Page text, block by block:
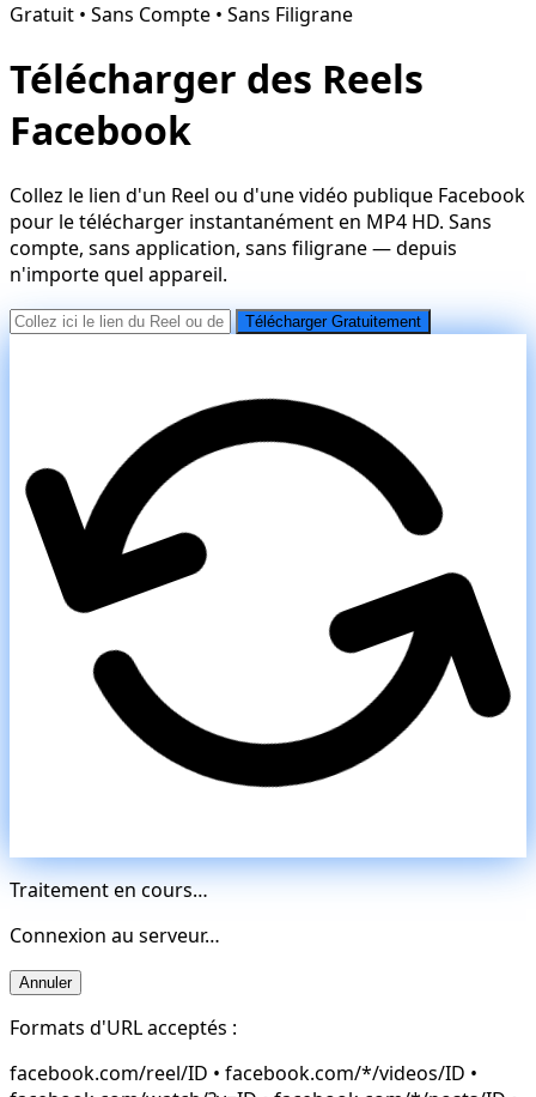
Gratuit • Sans Compte • Sans Filigrane
Télécharger des Reels
Facebook
Collez le lien d'un Reel ou d'une vidéo publique Facebook
pour le télécharger instantanément en MP4 HD. Sans
compte, sans application, sans filigrane — depuis
n'importe quel appareil.
Télécharger Gratuitement
Traitement en cours…
Connexion au serveur…
Annuler
Formats d'URL acceptés :
facebook.com/reel/ID • facebook.com/*/videos/ID •